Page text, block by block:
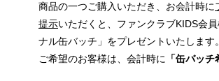
商品の一つご購入いただき、お会計時に
提示いただくと、ファンクラブKIDS会
ナル缶バッチ」をプレゼントいたします。
ご希望のお客様は、会計時に
「缶バッチ